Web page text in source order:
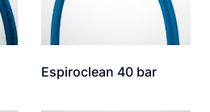
Espiroclean 40 bar